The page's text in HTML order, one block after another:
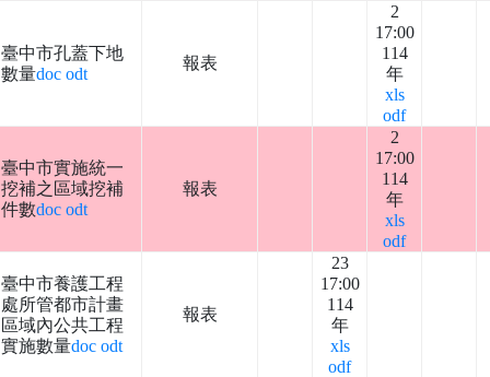
臺中市孔蓋下地
數量doc odt
報表
2
17:00
114
年
xls
odf
臺中市實施統一
挖補之區域挖補
件數doc odt
報表
2
17:00
114
年
xls
odf
臺中市養護工程
處所管都市計畫
區域內公共工程
實施數量doc odt
報表
23
17:00
114
年
xls
odf